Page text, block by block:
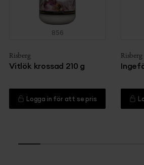
856
Risberg
Vitlök krossad 210 g
Logga in för att se pris
Risberg